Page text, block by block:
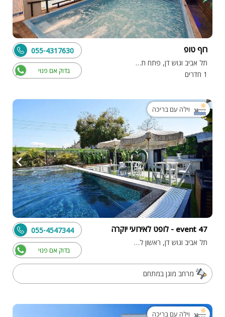
רוף טופ
תל אביב וגוש דן, פתח תקווה
1 חדרים
בדוק אם פנוי
055-4317630
וילה עם בריכה
event 47 - לופט לאירועי יוקרה
תל אביב וגוש דן, ראשון לציון
בדוק אם פנוי
055-4547344
מרחב מוגן במתחם
וילה עם בריכה